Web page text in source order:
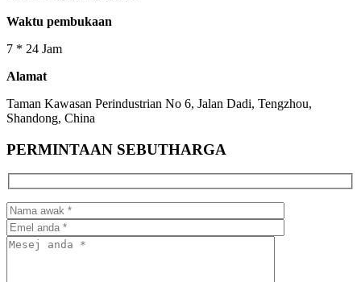
Waktu pembukaan
7 * 24 Jam
Alamat
Taman Kawasan Perindustrian No 6, Jalan Dadi, Tengzhou,
Shandong, China
PERMINTAAN SEBUTHARGA